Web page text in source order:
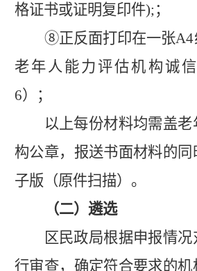
格证书或证明复印件); ；
⑧正反面打印在一张A4
老年人能力评估机构诚
6）；
以上每份材料均需盖
构公章，报送书面材料的
子版（原件扫描）。
（二） 遴选
区民政局根据申报情
行审查，确定符合要求的机